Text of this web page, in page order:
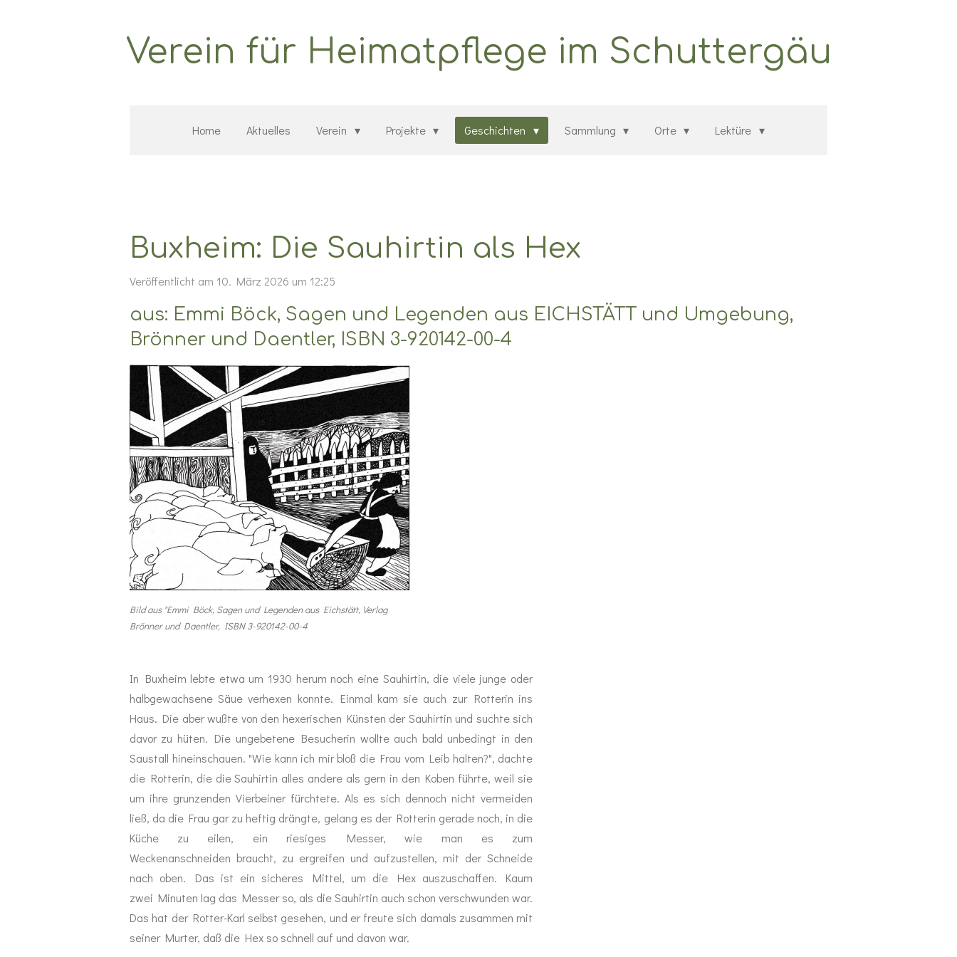
Verein für Heimatpflege im Schuttergäu
Home Aktuelles Verein Projekte Geschichten Sammlung Orte Lektüre
Buxheim: Die Sauhirtin als Hex
Veröffentlicht am 10. März 2026 um 12:25
aus: Emmi Böck, Sagen und Legenden aus EICHSTÄTT und Umgebung,
Brönner und Daentler, ISBN 3-920142-00-4
Bild aus "Emmi Böck, Sagen und Legenden aus Eichstätt, Verlag
Brönner und Daentler, ISBN 3-920142-00-4
In Buxheim lebte etwa um 1930 herum noch eine Sauhirtin, die viele junge oder
halbgewachsene Säue verhexen konnte. Einmal kam sie auch zur Rotterin ins
Haus. Die aber wußte von den hexerischen Künsten der Sauhirtin und suchte sich
davor zu hüten. Die ungebetene Besucherin wollte auch bald unbedingt in den
Saustall hineinschauen. "Wie kann ich mir bloß die Frau vom Leib halten?", dachte
die Rotterin, die die Sauhirtin alles andere als gern in den Koben führte, weil sie
um ihre grunzenden Vierbeiner fürchtete. Als es sich dennoch nicht vermeiden
ließ, da die Frau gar zu heftig drängte, gelang es der Rotterin gerade noch, in die
Küche zu eilen, ein riesiges Messer, wie man es zum
Weckenanschneiden braucht, zu ergreifen und aufzustellen, mit der Schneide
nach oben. Das ist ein sicheres Mittel, um die Hex auszuschaffen. Kaum
zwei Minuten lag das Messer so, als die Sauhirtin auch schon verschwunden war.
Das hat der Rotter-Karl selbst gesehen, und er freute sich damals zusammen mit
seiner Murter, daß die Hex so schnell auf und davon war.